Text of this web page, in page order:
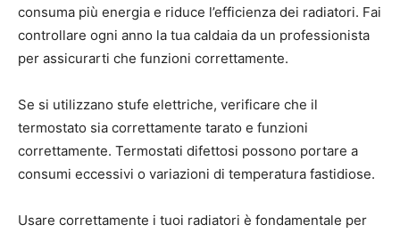
consuma più energia e riduce l’efficienza dei radiatori. Fai
controllare ogni anno la tua caldaia da un professionista
per assicurarti che funzioni correttamente.
Se si utilizzano stufe elettriche, verificare che il
termostato sia correttamente tarato e funzioni
correttamente. Termostati difettosi possono portare a
consumi eccessivi o variazioni di temperatura fastidiose.
Usare correttamente i tuoi radiatori è fondamentale per